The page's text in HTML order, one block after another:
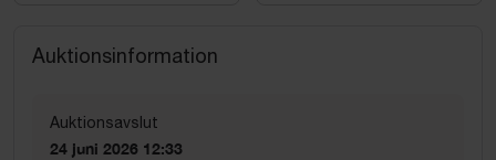
Auktionsinformation
Auktionsavslut
24 juni 2026 12:33